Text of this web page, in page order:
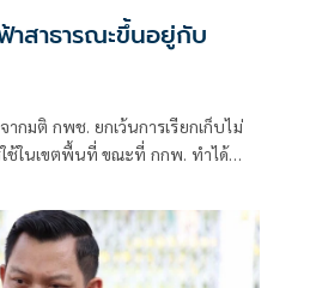
าสาธารณะขึ้นอยู่กับ
กมติ กพช. ยกเว้นการเรียกเก็บไม่
ช้ในเขตพื้นที่ ขณะที่ กกพ. ทำได้
ควร